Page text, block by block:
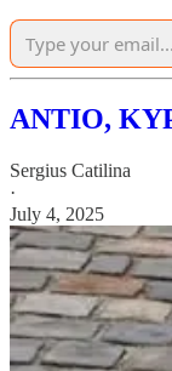
ΑΝΤΙΟ,
Sergius Catilina
·
July 4, 2025